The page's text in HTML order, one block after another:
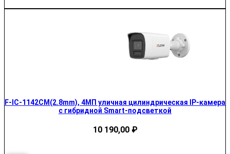
F-IC-1142CM(2.8mm), 4МП уличная цилиндрическая IP-камера
с гибридной Smart-подсветкой
10 190,00 ₽